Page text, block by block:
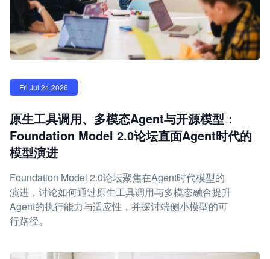
Fri Jul 24 2026
原生工具调用、多模态Agent与开源模型：
Foundation Model 2.0论坛直面Agent时代的
模型演进
Foundation Model 2.0论坛聚焦在Agent时代模型的
演进，讨论如何通过原生工具调用与多模态融合提升
Agent的执行能力与适应性，并探讨端侧小模型的可
行路径。